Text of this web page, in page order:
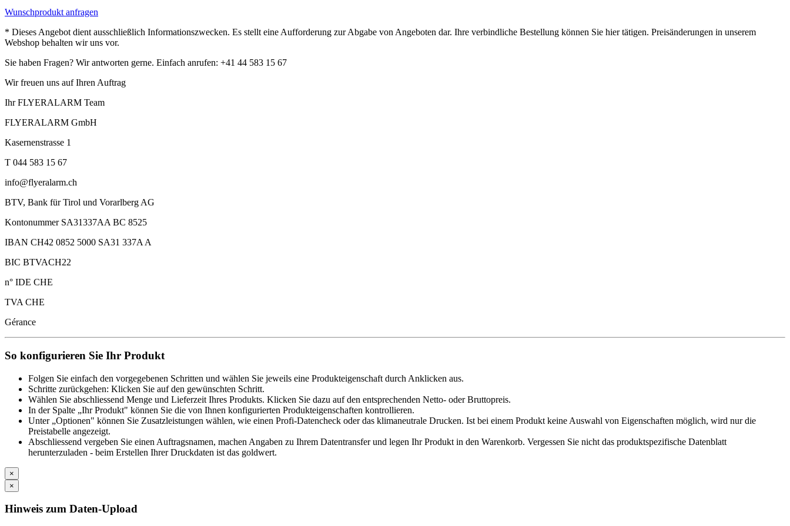
Wunschprodukt anfragen
* Dieses Angebot dient ausschließlich Informationszwecken. Es stellt eine Aufforderung zur Abgabe von Angeboten dar. Ihre verbindliche Bestellung können Sie hier tätigen. Preisänderungen in unserem
Webshop behalten wir uns vor.
Sie haben Fragen? Wir antworten gerne. Einfach anrufen: +41 44 583 15 67
Wir freuen uns auf Ihren Auftrag
Ihr FLYERALARM Team
FLYERALARM GmbH
Kasernenstrasse 1
T 044 583 15 67
info@flyeralarm.ch
BTV, Bank für Tirol und Vorarlberg AG
Kontonummer SA31337AA BC 8525
IBAN CH42 0852 5000 SA31 337A A
BIC BTVACH22
n° IDE CHE
TVA CHE
Gérance
So konfigurieren Sie Ihr Produkt
Folgen Sie einfach den vorgegebenen Schritten und wählen Sie jeweils eine Produkteigenschaft durch Anklicken aus.
Schritte zurückgehen: Klicken Sie auf den gewünschten Schritt.
Wählen Sie abschliessend Menge und Lieferzeit Ihres Produkts. Klicken Sie dazu auf den entsprechenden Netto- oder Bruttopreis.
In der Spalte „Ihr Produkt" können Sie die von Ihnen konfigurierten Produkteigenschaften kontrollieren.
Unter „Optionen" können Sie Zusatzleistungen wählen, wie einen Profi-Datencheck oder das klimaneutrale Drucken. Ist bei einem Produkt keine Auswahl von Eigenschaften möglich, wird nur die
Preistabelle angezeigt.
Abschliessend vergeben Sie einen Auftragsnamen, machen Angaben zu Ihrem Datentransfer und legen Ihr Produkt in den Warenkorb. Vergessen Sie nicht das produktspezifische Datenblatt
herunterzuladen - beim Erstellen Ihrer Druckdaten ist das goldwert.
×
×
Hinweis zum Daten-Upload